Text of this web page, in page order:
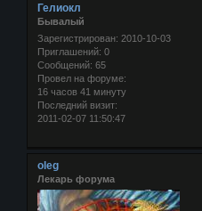
Гелиокл
Бывалый
Зарегистрирован: 2010-10-03
Приглашений: 0
Сообщений: 65
Провел на форуме:
16 часов 41 минуту
Последний визит:
2011-02-07 11:50:47
oleg
Лекарь форума